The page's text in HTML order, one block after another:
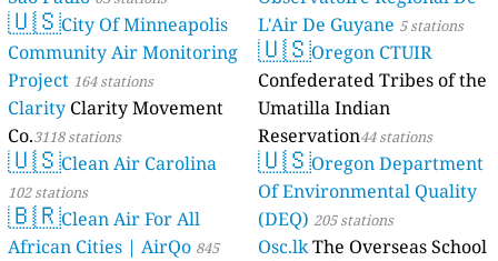
🇺🇸City Of Minneapolis
Community Air Monitoring
Project 164 stations
Clarity Clarity Movement
Co.3118 stations
🇺🇸Clean Air Carolina
102 stations
🇧🇷Clean Air For All
African Cities | AirQo 845
L'Air De Guyane 5 stations
🇺🇸Oregon CTUIR
Confederated Tribes of the
Umatilla Indian
Reservation44 stations
🇺🇸Oregon Department
Of Environmental Quality
(DEQ) 205 stations
Osc.lkThe Overseas School